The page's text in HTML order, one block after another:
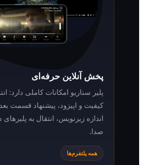
پخش آنلاین حرفه‌ای
پلیر سناریو امکانات کاملی دارد:
کیفیت و اپیزود، پیشنهاد قسمت
اندازه زیرنویس، انتقال به پلیرهای
صدا.
همه پلتفرم‌ها